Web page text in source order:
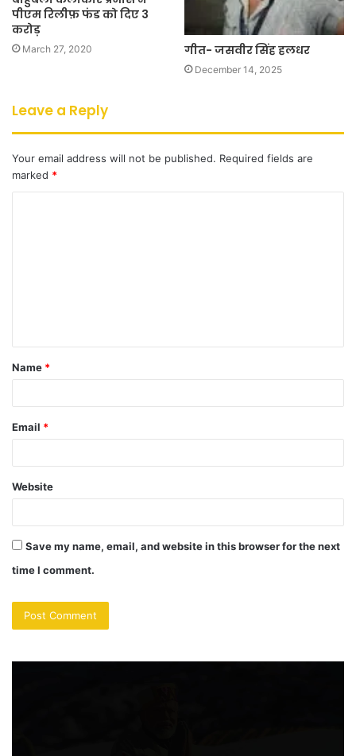
पीएम रिलीफ़ फंड को दिए 3
करोड़
March 27, 2020 गीत- जसवीर सिंह हलधर
December 14, 2025
Leave a Reply
Your email address will not be published. Required fields are
marked *
t
*
Name *
Email *
Website
Save my name, email, and website in this browser for the next
time I comment.